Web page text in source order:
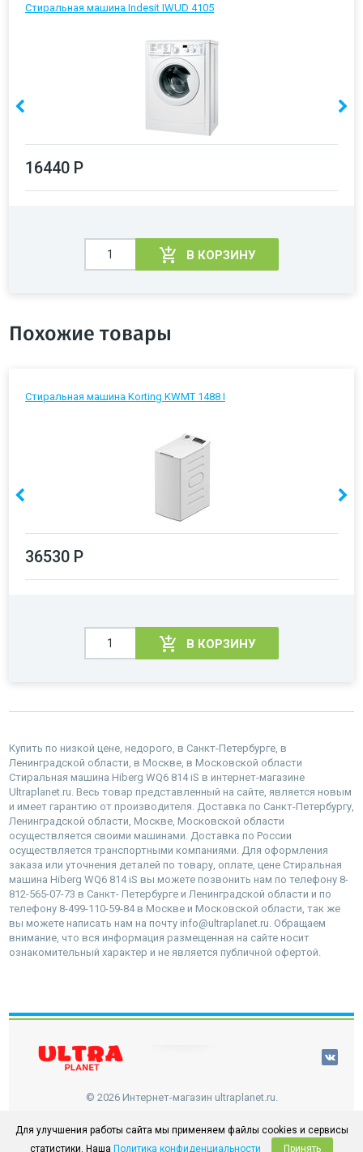
Стиральная машина Indesit IWUD 4105
16440 Р
В КОРЗИНУ
Похожие товары
Стиральная машина Korting KWMT 1488 I
36530 Р
В КОРЗИНУ
Купить по низкой цене, недорого, в Санкт-Петербурге, в
Ленинградской области, в Москве, в Московской области
Стиральная машина Hiberg WQ6 814 iS в интернет-магазине
Ultraplanet.ru. Весь товар представленный на сайте, является новым
и имеет гарантию от производителя. Доставка по Санкт-Петербургу,
Ленинградской области, Москве, Московской области
осуществляется своими машинами. Доставка по России
осуществляется транспортными компаниями. Для оформления
заказа или уточнения деталей по товару, оплате, цене Стиральная
машина Hiberg WQ6 814 iS вы можете позвонить нам по телефону 8-
812-565-07-73 в Санкт- Петербурге и Ленинградской области и по
телефону 8-499-110-59-84 в Москве и Московской области, так же
вы можете написать нам на почту info@ultraplanet.ru. Обращаем
внимание, что вся информация размещенная на сайте носит
ознакомительный характер и не является публичной офертой.
© 2026 Интернет-магазин ultraplanet.ru.
наверх
Для улучшения работы сайта мы применяем файлы cookies и сервисы
статистики. Наша Политика конфиденциальности Принять